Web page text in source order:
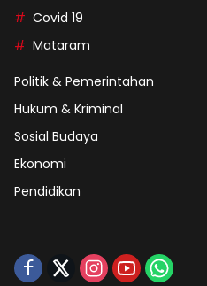
Covid 19
Mataram
Politik & Pemerintahan
Hukum & Kriminal
Sosial Budaya
Ekonomi
Pendidikan